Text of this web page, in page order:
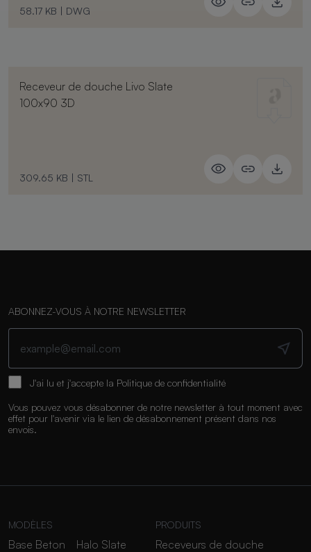
58.17 KB | DWG
Receveur de douche Livo Slate
100x90 3D
309.65 KB | STL
ABONNEZ-VOUS À NOTRE NEWSLETTER
J'ai lu et j'accepte la Politique de confidentialité
Vous pouvez vous désabonner de notre newsletter à tout moment avec
effet pour l'avenir via le lien de désabonnement présent dans nos
envois.
MODÈLES
Base Beton
Halo Slate
PRODUITS
Receveurs de douche